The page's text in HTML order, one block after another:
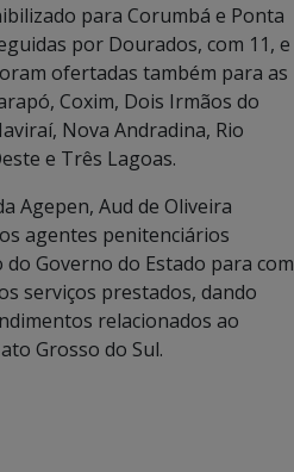
para Corumbá e Ponta
por Dourados, com 11, e
ofertadas também para as
Coxim, Dois Irmãos do
Nova Andradina, Rio
e Três Lagoas.
Agepen, Aud de Oliveira
agentes penitenciários
Governo do Estado para com
serviços prestados, dando
relacionados ao
Grosso do Sul.